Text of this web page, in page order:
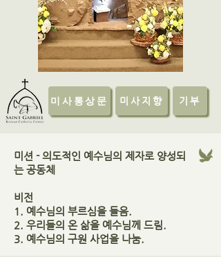
미사통상문 미사지향 기부
미션 - 의도적인 예수님의 제자로 양성되
는 공동체
비전
1. 예수님의 부르심을 들음.
2. 우리들의 온 삶을 예수님께 드림.
3. 예수님의 구원 사업을 나눔.